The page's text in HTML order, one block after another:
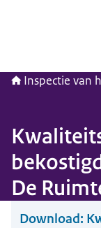
Inspectie van
De
Download: